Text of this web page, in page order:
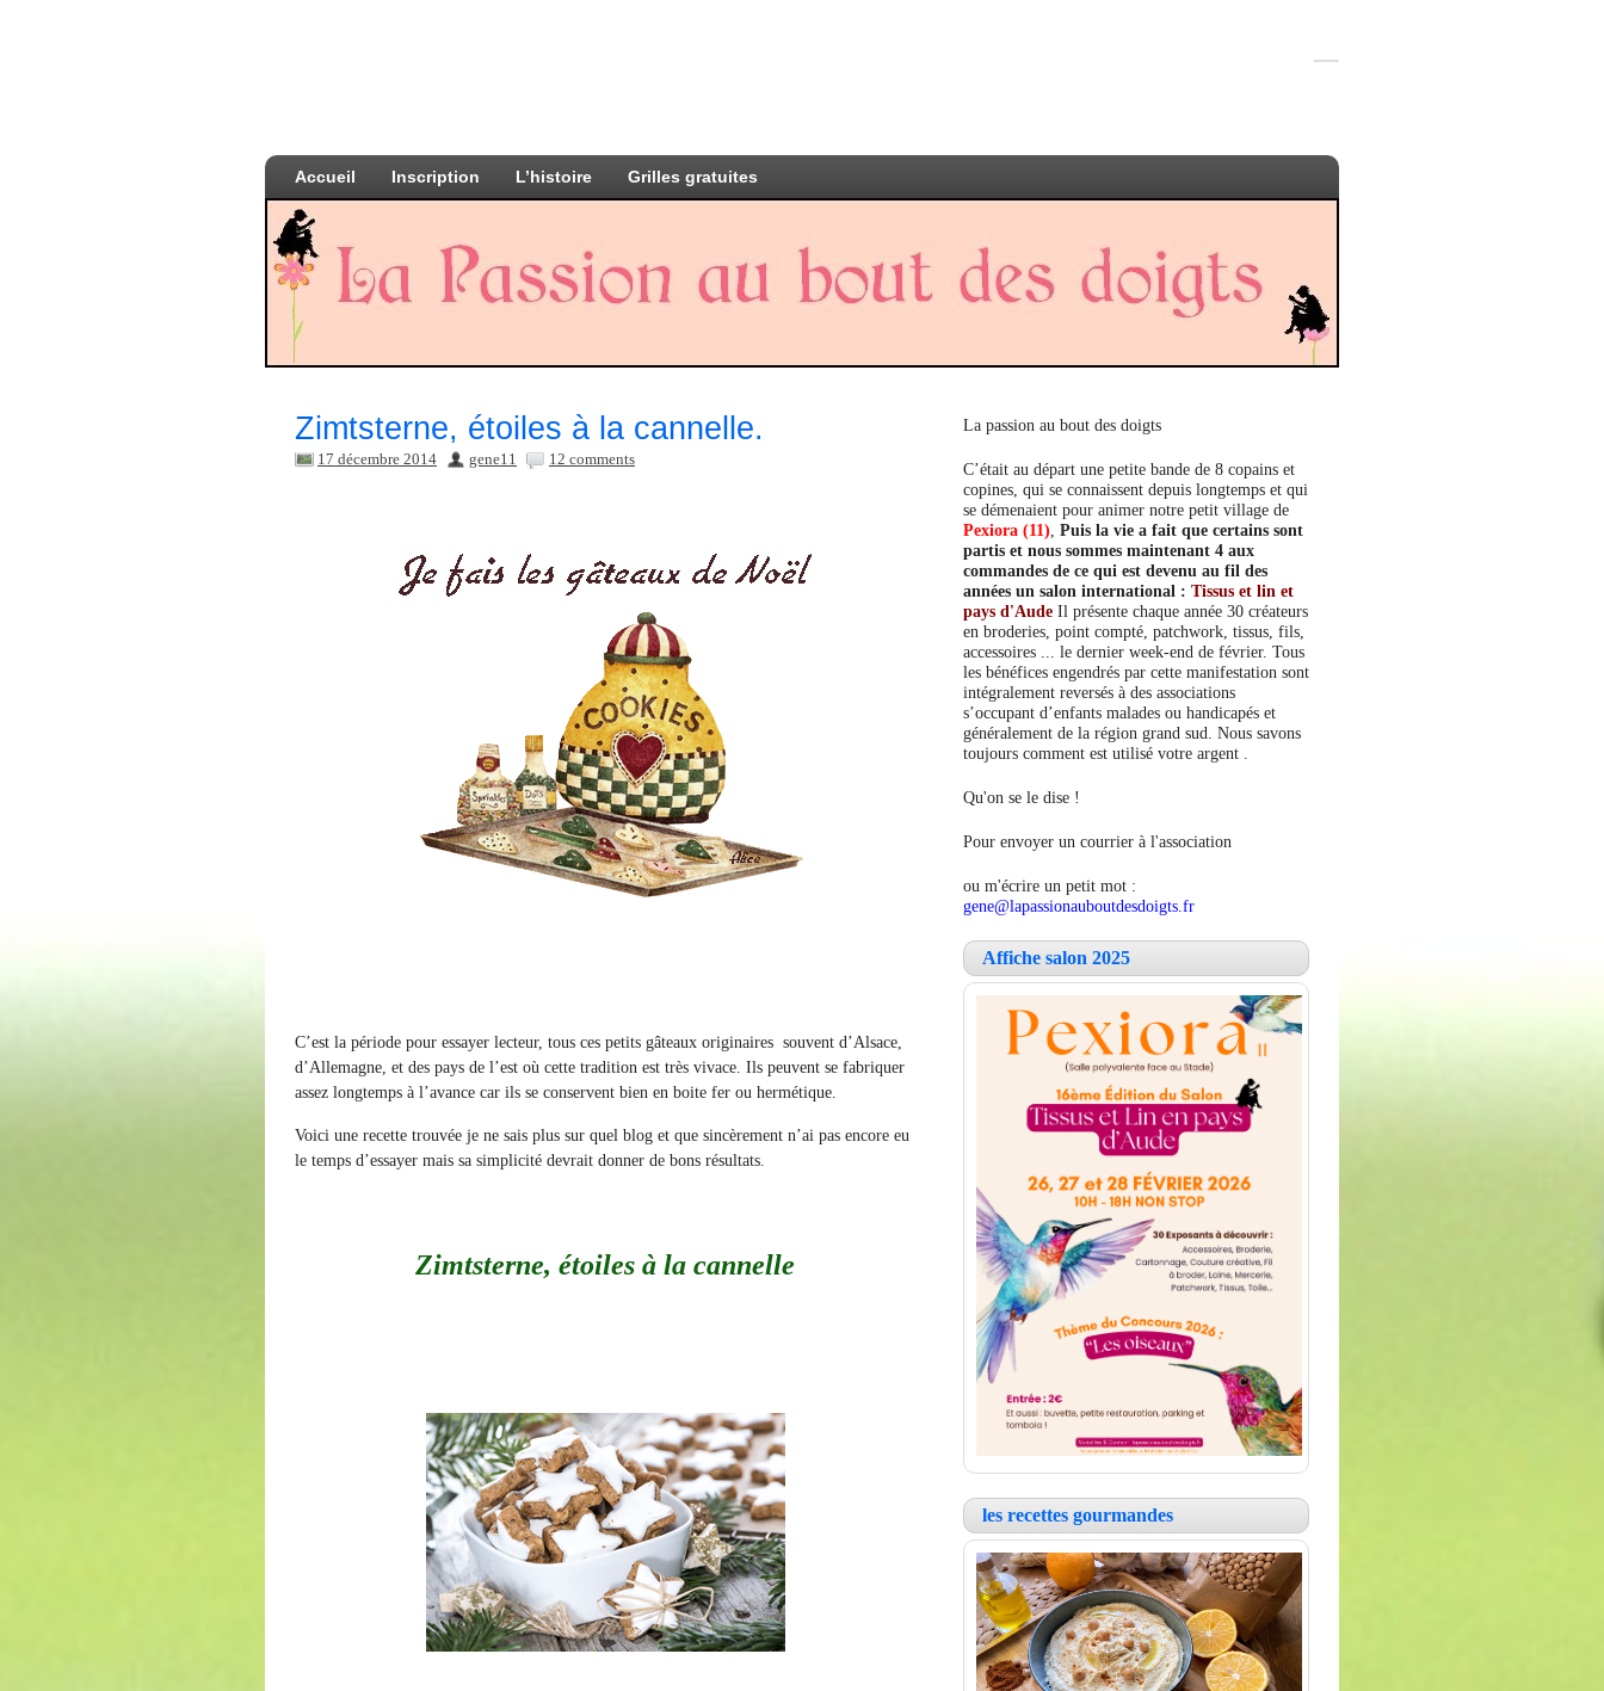
Accueil Inscription L’histoire Grilles gratuites
Zimtsterne, étoiles à la cannelle.
17 décembre 2014 gene11 12 comments
C’est la période pour essayer lecteur, tous ces petits gâteaux originaires souvent d’Alsace,
d’Allemagne, et des pays de l’est où cette tradition est très vivace. Ils peuvent se fabriquer
assez longtemps à l’avance car ils se conservent bien en boite fer ou hermétique.
Voici une recette trouvée je ne sais plus sur quel blog et que sincèrement n’ai pas encore eu
le temps d’essayer mais sa simplicité devrait donner de bons résultats.
Zimtsterne, étoiles à la cannelle
La passion au bout des doigts
C’était au départ une petite bande de 8 copains et
copines, qui se connaissent depuis longtemps et qui
se démenaient pour animer notre petit village de
Pexiora (11) Puis la vie a fait que certains sont
partis et nous sommes maintenant 4 aux
commandes de ce qui est devenu au fil des
années un salon international : Tissus et lin et
pays d'Aude Il présente chaque année 30 créateurs
en broderies, point compté, patchwork, tissus, fils,
accessoires ... le dernier week-end de février. Tous
les bénéfices engendrés par cette manifestation sont
intégralement reversés à des associations
s’occupant d’enfants malades ou handicapés et
généralement de la région grand sud. Nous savons
toujours comment est utilisé votre argent .
Qu'on se le dise !
Pour envoyer un courrier à l'association
ou m'écrire un petit mot :
gene@lapassionauboutdesdoigts.fr
Affiche salon 2025
les recettes gourmandes